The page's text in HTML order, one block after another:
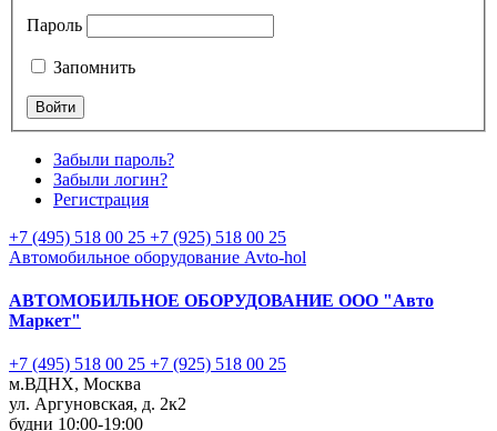
Пароль
Запомнить
Забыли пароль?
Забыли логин?
Регистрация
+7 (495) 518 00 25 +7 (925) 518 00 25
Автомобильное оборудование Avto-hol
АВТОМОБИЛЬНОЕ ОБОРУДОВАНИЕ ООО "Авто
Маркет"
+7 (495) 518 00 25 +7 (925) 518 00 25
м.ВДНХ, Москва
ул. Аргуновская, д. 2к2
будни 10:00-19:00